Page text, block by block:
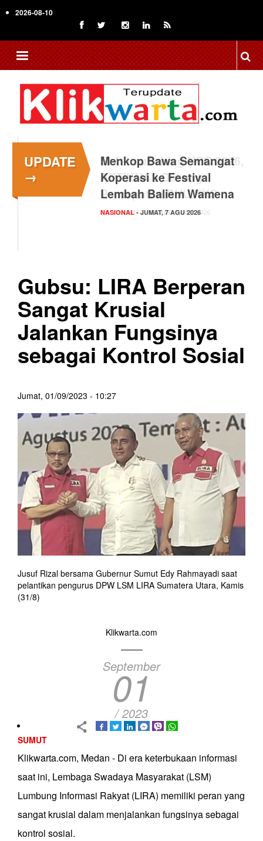
to
content
2026-08-10
UPDATE
→
Menkop Bawa Semangat
Koperasi ke Festival
Lembah Baliem Wamena
NASIONAL- JUMAT, 7 AGU 2026
Gubsu: LIRA Berperan
Sangat Krusial
Jalankan Fungsinya
sebagai Kontrol Sosial
Jumat, 01/09/2023 - 10:27
Jusuf Rizal bersama Gubernur Sumut Edy Rahmayadi saat
pelantikan pengurus DPW LSM LIRA Sumatera Utara, Kamis
(31/8)
Klikwarta.com
September
01
/ 2023
SUMUT
Klikwarta.com, Medan - Di era keterbukaan informasi
saat ini, Lembaga Swadaya Masyarakat (LSM)
Lumbung Informasi Rakyat (LIRA) memiliki peran yang
sangat krusial dalam menjalankan fungsinya sebagai
kontrol sosial.